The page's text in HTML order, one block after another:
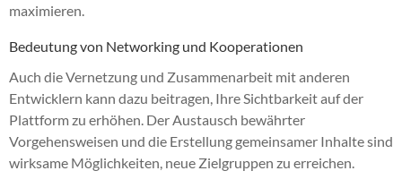
maximieren.
Bedeutung von Networking und Kooperationen
Auch die Vernetzung und Zusammenarbeit mit anderen
Entwicklern kann dazu beitragen, Ihre Sichtbarkeit auf der
Plattform zu erhöhen. Der Austausch bewährter
Vorgehensweisen und die Erstellung gemeinsamer Inhalte sind
wirksame Möglichkeiten, neue Zielgruppen zu erreichen.